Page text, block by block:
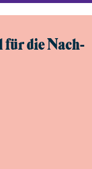
für die Nach-